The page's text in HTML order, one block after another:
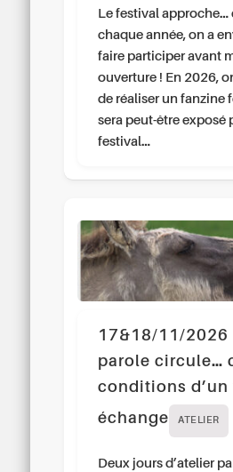
Le festival approche…
chaque année, on a
faire participer avant
ouverture ! En 2026,
de réaliser un fanzine
sera peut-être exposé
festival…
17&18/11/2026
parole circule…
conditions
échange
ATELIER
Deux jours d’atelier